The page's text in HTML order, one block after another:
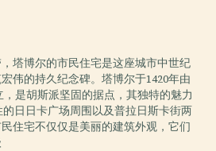
塔博尔的市民住宅是这座城市中世纪
伟的持久纪念碑。塔博尔于1420年由
，是胡斯派坚固的据点，其独特的魅力
日日卡广场周围以及普拉日斯卡街两
住宅不仅仅是美丽的建筑外观，它们